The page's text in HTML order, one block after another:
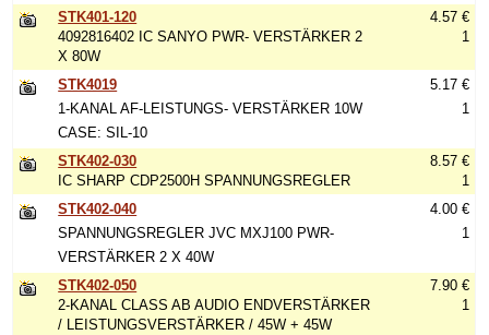
STK401-120
4092816402 IC SANYO PWR- VERSTÄRKER 2
X 80W
4.57 €
1
STK4019
1-KANAL AF-LEISTUNGS- VERSTÄRKER 10W
CASE: SIL-10
5.17 €
1
STK402-030
IC SHARP CDP2500H SPANNUNGSREGLER
8.57 €
1
STK402-040
SPANNUNGSREGLER JVC MXJ100 PWR-
VERSTÄRKER 2 X 40W
4.00 €
1
STK402-050
2-KANAL CLASS AB AUDIO ENDVERSTÄRKER
/ LEISTUNGSVERSTÄRKER / 45W + 45W
7.90 €
1